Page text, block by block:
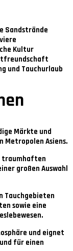
Sandstrände
Kultur
und Tauchurlaub
Märkte und
Metropolen Asiens.
traumhaften
großen Auswahl
Tauchgebieten
sowie eine
und eignet
für einen